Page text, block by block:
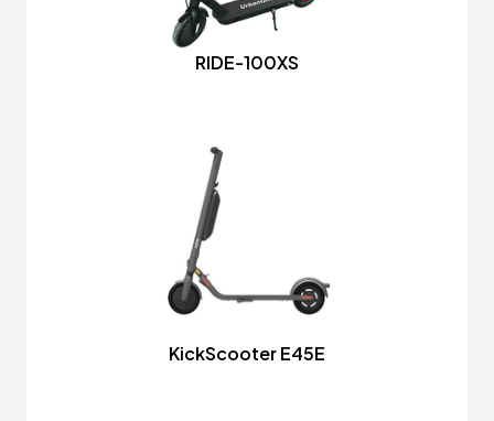
RIDE-100XS
KickScooter E45E